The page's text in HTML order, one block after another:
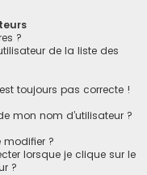
?
de la liste des
toujours pas correcte !
mon nom d’utilisateur ?
?
lorsque je clique sur le
?